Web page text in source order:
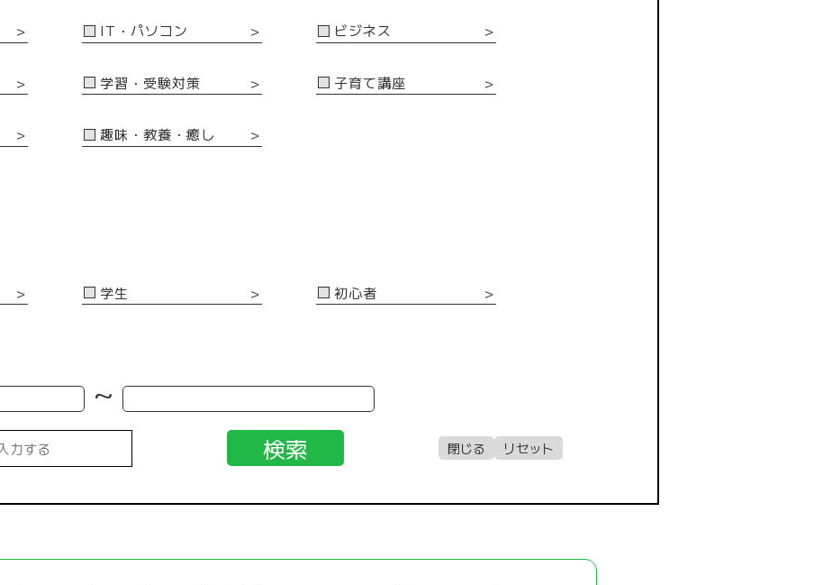
＞ ＞
IT・パソコン ＞
ビジネス
＞ ＞
学習・受験対策 ＞
子育て講座
＞ ＞
趣味・教養・癒し
＞ ＞
学生 ＞
初心者
~